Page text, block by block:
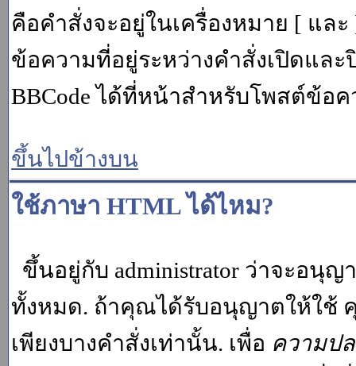
คือคำสั่งจะอยู่ในเครื่องหมาย [ แล
ข้อความที่อยู่ระหว่างคำสั่งเปิดแล
BBCode ได้ที่หน้าสำหรับโพสต์ข้อค
ขึ้นไปข้างบน
ใช้ภาษา HTML ได้ไหม?
ขึ้นอยู่กับ administrator ว่าจะอนุ
ทั้งหมด. ถ้าคุณได้รับอนุญาตให้ใช้
เพียงบางคำสั่งเท่านั้น. เพื่อ ความป